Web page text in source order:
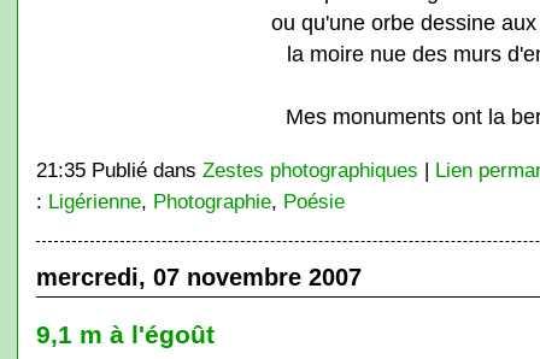
ou qu'une orbe dessine
la moire nue des murs
Mes monuments ont la
21:35 Publié dans Zestes photographiques | Lien
: Ligérienne, Photographie, Poésie
mercredi, 07 novembre 2007
9,1 m à l'égoût